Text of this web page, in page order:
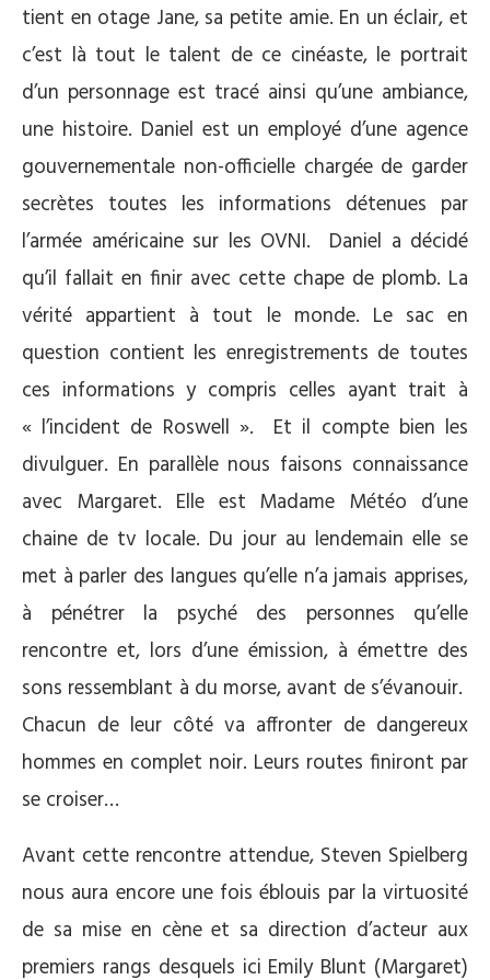
tient en otage Jane, sa petite amie. En un éclair, et
c’est là tout le talent de ce cinéaste, le portrait
d’un personnage est tracé ainsi qu’une ambiance,
une histoire. Daniel est un employé d’une agence
gouvernementale non-officielle chargée de garder
secrètes toutes les informations détenues par
l’armée américaine sur les OVNI.
Daniel a décidé
qu’il fallait en finir avec cette chape de plomb. La
vérité appartient à tout le monde. Le sac en
question contient les enregistrements de toutes
ces informations y compris celles ayant trait à
« l’incident de Roswell ».
Et il compte bien les
divulguer. En parallèle nous faisons connaissance
avec Margaret. Elle est Madame Météo d’une
chaine de tv locale. Du jour au lendemain elle se
met à parler des langues qu’elle n’a jamais apprises,
à pénétrer la psyché des personnes qu’elle
rencontre et, lors d’une émission, à émettre des
sons ressemblant à du morse, avant de s’évanouir.
Chacun de leur côté va affronter de dangereux
hommes en complet noir. Leurs routes finiront par
se croiser…
Avant cette rencontre attendue, Steven Spielberg
nous aura encore une fois éblouis par la virtuosité
de sa mise en cène et sa direction d’acteur aux
premiers rangs desquels ici Emily Blunt (Margaret)